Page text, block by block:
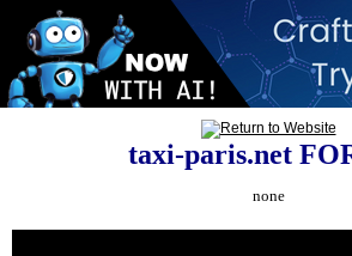
taxi-paris.net
none